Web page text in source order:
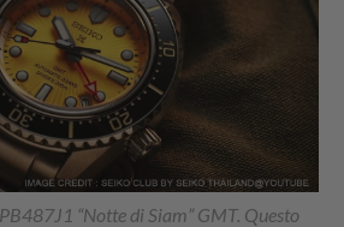
“Notte di Siam” GMT. Questo